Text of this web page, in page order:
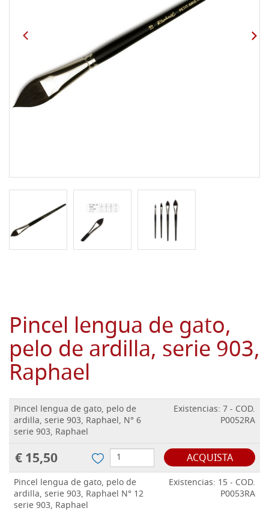
Pincel lengua de gato,
pelo de ardilla, serie 903,
Raphael
Pincel lengua de gato, pelo de
ardilla, serie 903, Raphael, N° 6
serie 903, Raphael
Existencias: 7 - COD.
P0052RA
€ 15,50 ACQUISTA
Pincel lengua de gato, pelo de
ardilla, serie 903, Raphael N° 12
serie 903, Raphael
Existencias: 15 - COD.
P0053RA